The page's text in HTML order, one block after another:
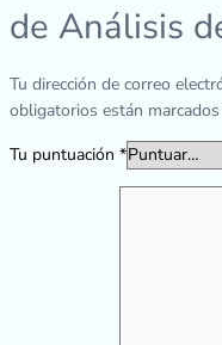
de Análisis
Tu dirección de correo
obligatorios están
Tu puntuación *